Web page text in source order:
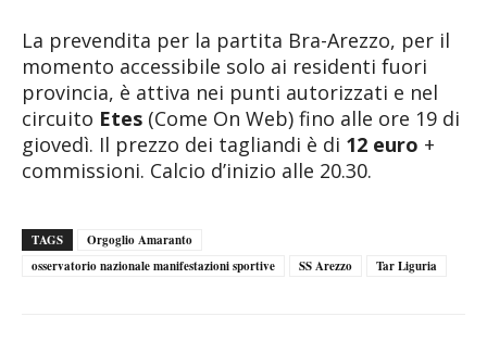
La prevendita per la partita Bra-Arezzo, per il
momento accessibile solo ai residenti fuori
provincia, è attiva nei punti autorizzati e nel
circuito Etes (Come On Web) fino alle ore 19 di
giovedì. Il prezzo dei tagliandi è di 12 euro +
commissioni. Calcio d’inizio alle 20.30.
TAGS
Orgoglio Amaranto
osservatorio nazionale manifestazioni sportive
SS Arezzo Tar Liguria